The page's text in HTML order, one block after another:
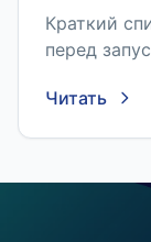
Краткий
перед
Читать